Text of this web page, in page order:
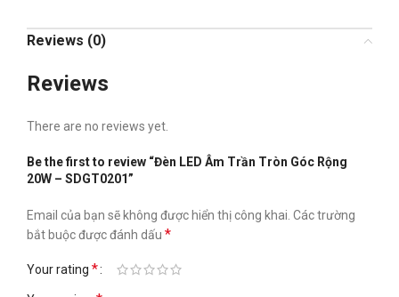
Reviews (0)
Reviews
There are no reviews yet.
Be the first to review “Đèn LED Âm Trần Tròn Góc Rộng
20W – SDGT0201”
Email của bạn sẽ không được hiển thị công khai. Các trường
bắt buộc được đánh dấu *
Your rating *